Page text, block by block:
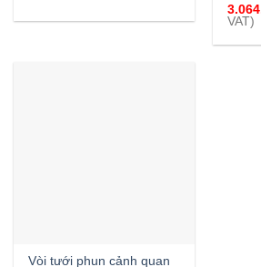
VAT)
Vòi tưới phun cảnh quan